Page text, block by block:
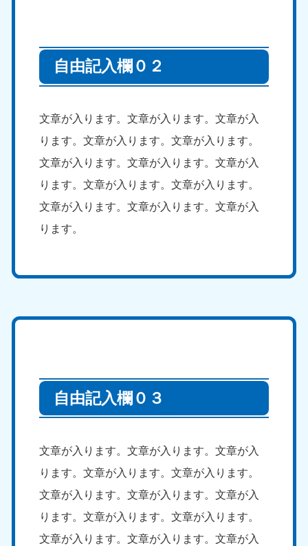
自由記入欄０２
文章が入ります。文章が入ります。文章が入
ります。文章が入ります。文章が入ります。
文章が入ります。文章が入ります。文章が入
ります。文章が入ります。文章が入ります。
文章が入ります。文章が入ります。文章が入
ります。
自由記入欄０３
文章が入ります。文章が入ります。文章が入
ります。文章が入ります。文章が入ります。
文章が入ります。文章が入ります。文章が入
ります。文章が入ります。文章が入ります。
文章が入ります。文章が入ります。文章が入